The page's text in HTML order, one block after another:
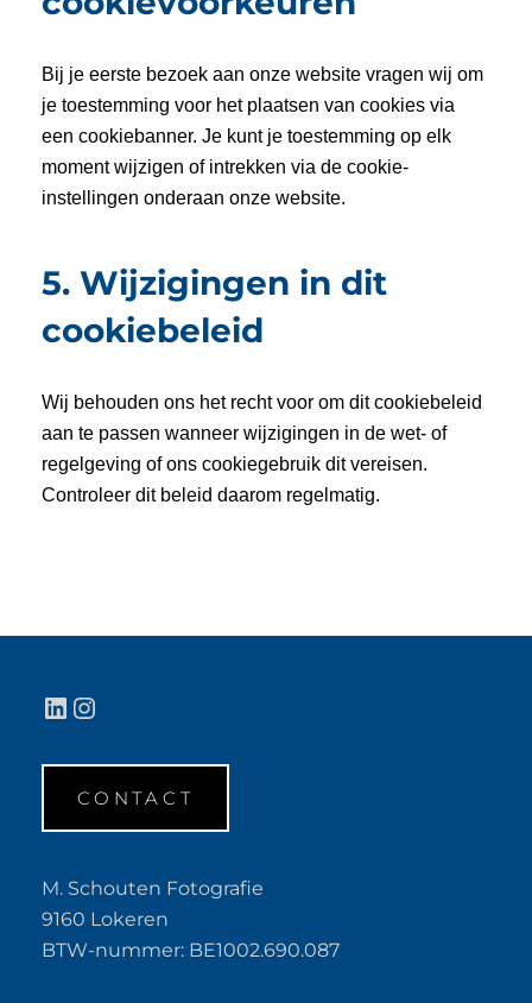
Bij je eerste bezoek aan onze website vragen wij om
je toestemming voor het plaatsen van cookies via
een cookiebanner. Je kunt je toestemming op elk
moment wijzigen of intrekken via de cookie-
instellingen onderaan onze website.
5. Wijzigingen in dit
cookiebeleid
Wij behouden ons het recht voor om dit cookiebeleid
aan te passen wanneer wijzigingen in de wet- of
regelgeving of ons cookiegebruik dit vereisen.
Controleer dit beleid daarom regelmatig.
LinkedIn
Instagram
CONTACT
M. Schouten Fotografie
9160 Lokeren
BTW-nummer: BE1002.690.087